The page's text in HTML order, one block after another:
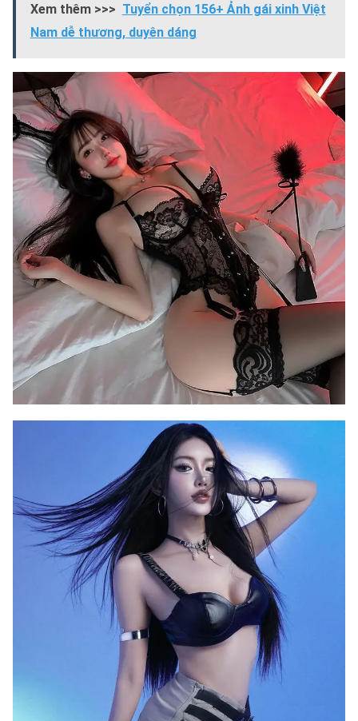
Xem thêm >>> Tuyển chọn 156+ Ảnh gái xinh Việt
Nam dễ thương, duyên dáng